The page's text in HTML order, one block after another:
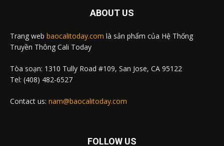
ABOUT US
Trang web baocalitoday.com là sản phẩm của Hệ Thống
Truyền Thông Cali Today
Tòa soạn: 1310 Tully Road #109, San Jose, CA 95122
Tel: (408) 482-6527
Contact us: nam@baocalitoday.com
FOLLOW US